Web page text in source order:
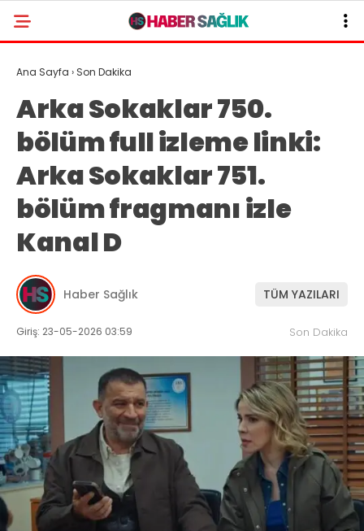
Ana Sayfa › Son Dakika
Arka Sokaklar 750.
bölüm full izleme linki:
Arka Sokaklar 751.
bölüm fragmanı izle
Kanal D
Haber Sağlık TÜM YAZILARI
Giriş: 23-05-2026 03:59 Son Dakika